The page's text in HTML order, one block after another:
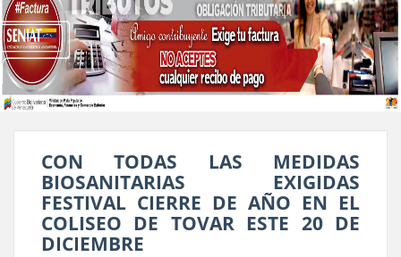
CON TODAS LAS MEDIDAS
BIOSANITARIAS EXIGIDAS
FESTIVAL CIERRE DE AÑO EN EL
COLISEO DE TOVAR ESTE 20 DE
DICIEMBRE